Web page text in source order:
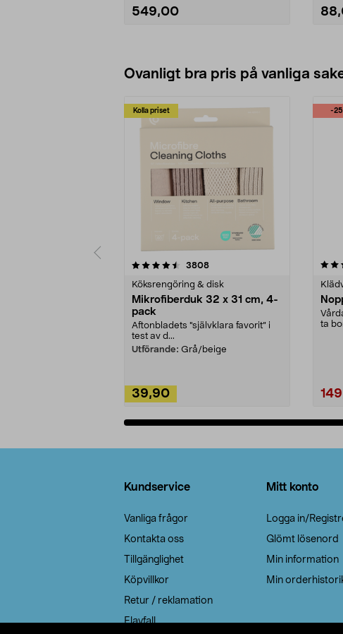
549,00
Ovanligt bra pris på vanliga
Kolla priset
3808recensioner
Köksrengöring & disk
Mikrofiberduk 32 x 31 cm, 4-
pack
Aftonbladets "självklara favorit” i
test av d...
Utförande: Grå/beige
39,90
-
4.0av 5 stjärnor
ta
Kundservice
Vanliga frågor
Kontakta oss
Tillgänglighet
Köpvillkor
Retur / reklamation
Elavfall
Mitt konto
Logga in/
Glömt lösenord
Min information
Min